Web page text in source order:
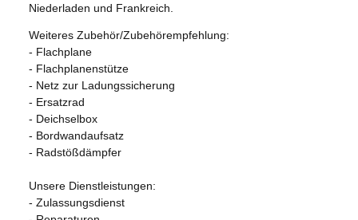
Niederladen und Frankreich.
Weiteres Zubehör/Zubehörempfehlung:
- Flachplane
- Flachplanenstütze
- Netz zur Ladungssicherung
- Ersatzrad
- Deichselbox
- Bordwandaufsatz
- Radstößdämpfer
Unsere Dienstleistungen:
- Zulassungsdienst